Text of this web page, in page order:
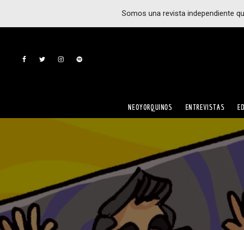
Somos una revista independiente
NEOYORQUINOS ENTREVISTAS